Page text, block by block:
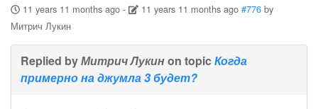
11 years 11 months ago- 11 years 11 months ago #776 by
Митрич Лукин
Replied byМитрич Лукинon topic Когда
примерно на джумла 3 будет?